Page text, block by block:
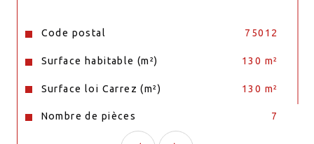
Caractéristiques Valeurs
Code postal 75012
Surface habitable (m²) 130 m²
Surface loi Carrez (m²) 130 m²
Nombre de pièces 7
Disponible immédiatement